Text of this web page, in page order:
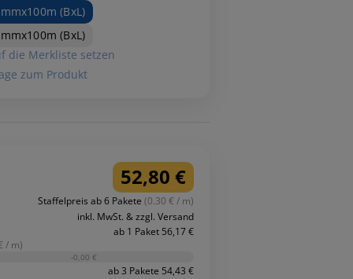
(BxL)
(BxL)
die Merkliste setzen
zum Produkt
52,80 €
Staffelpreis ab 6 Pakete (0.30 € / m)
inkl. MwSt. & zzgl. Versand
ab 1 Paket 56,17 €
/ m)
-0,00 €
ab 3 Pakete 54,43 €